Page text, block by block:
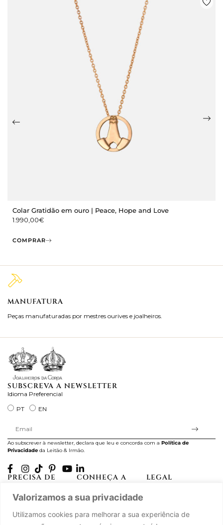
Valorizamos a sua privacidade
Utilizamos cookies para melhorar a sua experiência de
Colar Gratidão em ouro | Peace, Hope and Love
1.990,00€
COMPRAR
MANUFATURA
Peças manufaturadas por mestres ourives e joalheiros.
SUBSCREVA A NEWSLETTER
Idioma Preferencial
PT
EN
Ao subscrever à newsletter, declara que leu e concorda com a Política de
Privacidade da Leitão & Irmão.
PRECISA DE
A minha conta
CONHEÇA A
História
LEGAL
Termos e Condições